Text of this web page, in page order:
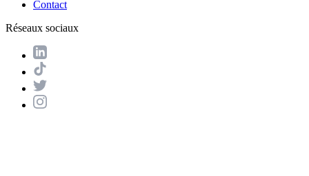
Contact
Réseaux sociaux